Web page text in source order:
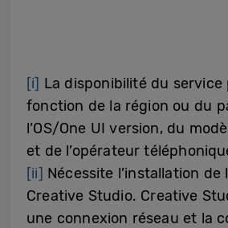
[i] La disponibilité du
fonction de la région ou du
l’OS/One UI version, du
et de l’opérateur
[ii] Nécessite l’installation de
Creative Studio. Creative
une connexion réseau et la